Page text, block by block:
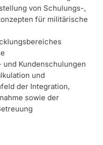
von Schulungs-,
für militärische
Kundenschulungen
und
der Integration,
sowie der